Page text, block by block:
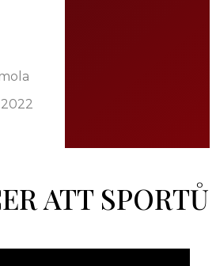
TVÁŘE ATT
BLOG
ATT SPORTŮ